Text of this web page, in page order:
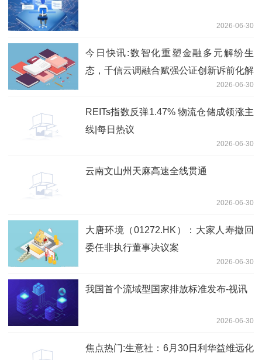
2026-06-30
今日快讯:数智化重塑金融多元解纷生
态，千信云调融合赋强公证创新诉前化解
2026-06-30
REITs指数反弹1.47% 物流仓储成领涨主
线|每日热议
2026-06-30
云南文山州天麻高速全线贯通
2026-06-30
大唐环境（01272.HK）：大家人寿撤回
委任非执行董事决议案
2026-06-30
我国首个流域型国家排放标准发布-视讯
2026-06-30
焦点热门:生意社：6月30日利华益维远化